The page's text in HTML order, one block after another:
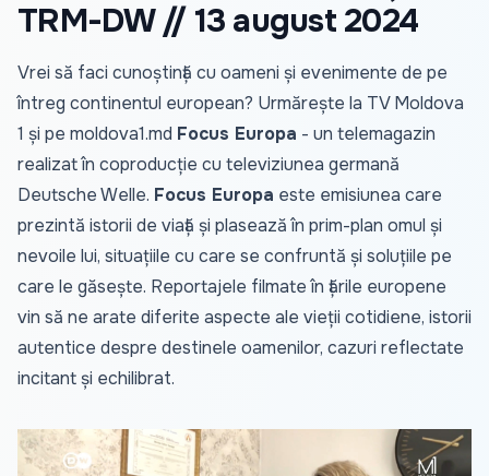
TRM-DW // 13 august 2024
Vrei să faci cunoștință cu oameni și evenimente de pe
întreg continentul european? Urmărește la TV Moldova
1 și pe moldova1.md Focus Europa - un telemagazin
realizat în coproducție cu televiziunea germană
Deutsche Welle. Focus Europa este emisiunea care
prezintă istorii de viață și plasează în prim-plan omul și
nevoile lui, situațiile cu care se confruntă și soluțiile pe
care le găsește. Reportajele filmate în țările europene
vin să ne arate diferite aspecte ale vieții cotidiene, istorii
autentice despre destinele oamenilor, cazuri reflectate
incitant și echilibrat.